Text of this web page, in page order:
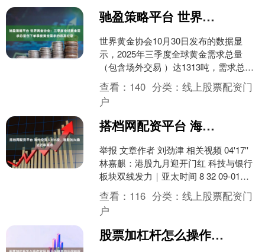
驰盈策略平台 世界黄金协会：三季度全球黄金需求总量创下单季度黄金需求的最高纪录
世界黄金协会10月30日发布的数据显
示，2025年三季度全球黄金需求总量
（包含场外交易 ）达1313吨，需求总金
额达1460亿美元，创下单季度黄金需求
的最高纪录....
查看： 140 分类：线上股票配资门
户
搭档网配资平台 海外投资人对A股、港股的兴趣达近年高点
举报 文章作者 刘劲津 相关视频 04'17''
林嘉麒：港股九月迎开门红 科技与银行
板块双线发力｜亚太时间 8 32 09-01
12....
查看： 116 分类：线上股票配资门
户
股票加杠杆怎么操作官网 跃马扬鞭奔向壮阔前程